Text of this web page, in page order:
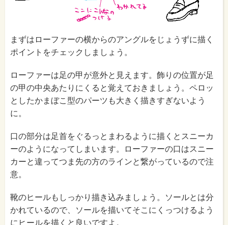
まずはローファーの横からのアングルをじょうずに描く
ポイントをチェックしましょう。
ローファーは足の甲が意外と見えます。飾りの位置が足
の甲の中央あたりにくると覚えておきましょう。ペロッ
としたかまぼこ型のパーツも大きく描きすぎないよう
に。
口の部分は足首をぐるっとまわるように描くとスニーカ
ーのようになってしまいます。ローファーの口はスニー
カーと違ってつま先の方のラインと繋がっているので注
意。
靴のヒールもしっかり描き込みましょう。ソールとは分
かれているので、ソールを描いてそこにくっつけるよう
にヒールを描くと良いですよ。